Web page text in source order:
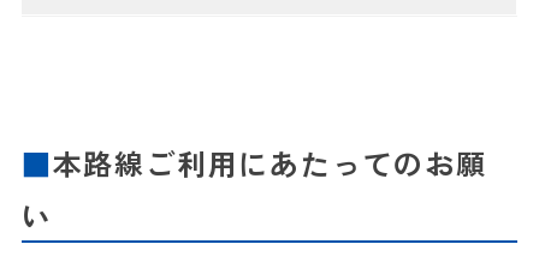
本路線ご利用にあたってのお願
い